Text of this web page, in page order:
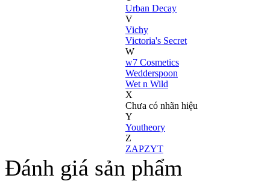
Urban Decay
V
Vichy
Victoria's Secret
W
w7 Cosmetics
Wedderspoon
Wet n Wild
X
Chưa có nhãn hiệu
Y
Youtheory
Z
ZAPZYT
Đánh giá sản phẩm